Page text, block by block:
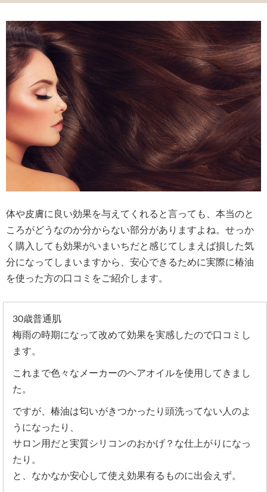
体や皮膚に良い効果を与えてくれると言っても、本当のと
ころがどうなのか分からない部分がありますよね。せっか
く購入しても効果がいまいちだと感じてしまえば損した気
分になってしまいますから、安心できるために実際に椿油
を使った方の口コミをご紹介します。
30歳普通肌
梅雨の時期になって改めて効果を実感したので口コミし
ます。
これまで色々なメーカーのヘアオイルを使用してきまし
た。
ですが、椿油は匂いがきつかったり頭洗ってない人のよ
うになったり、
サロン用だと実質シリコンのおかげ？な仕上がりになっ
たり。
と、なかなか安心して使え効果有るものに出会えず。